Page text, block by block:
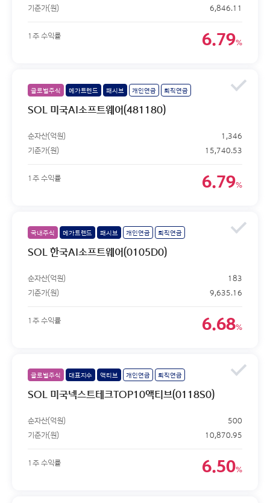
기준가(원)
6,846.11
1주 수익률 6.79%
글로벌주식 메가트렌드 패시브 개인연금 퇴직연금
SOL 미국AI소프트웨어(481180)
순자산(억원)
1,346
기준가(원)
15,740.53
1주 수익률 6.79%
국내주식 메가트렌드 패시브 개인연금 퇴직연금
SOL 한국AI소프트웨어(0105D0)
순자산(억원)
183
기준가(원)
9,635.16
1주 수익률 6.68%
글로벌주식 대표지수 액티브 개인연금 퇴직연금
SOL 미국넥스트테크TOP10액티브(0118S0)
순자산(억원)
500
기준가(원)
10,870.95
1주 수익률 6.50%